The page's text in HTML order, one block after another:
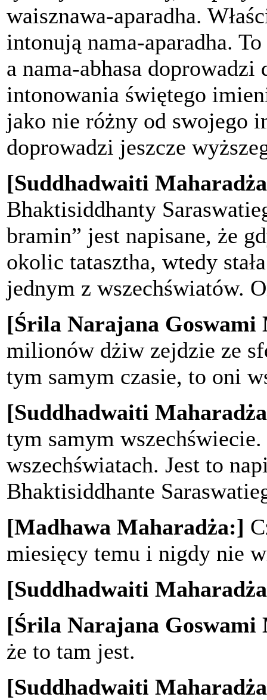
waisznawa-aparadha.
intonują nama-aparadha.
a nama-abhasa doprowadzi
intonowania świętego
jako nie różny od swojego
doprowadzi jeszcze
[Suddhadwaiti
Bhaktisiddhanty
bramin” jest napisane, że
okolic tatasztha, wtedy
jednym z wszechświatów.
[Śrila Narajana Goswami
milionów dżiw zejdzie ze
tym samym czasie, to oni
[Suddhadwaiti
tym samym
wszechświatach. Jest to
Bhaktisiddhante
[Madhawa Maharadża:]
miesięcy temu i nigdy nie
[Suddhadwaiti
[Śrila Narajana Goswami
że to tam jest.
[Suddhadwaiti